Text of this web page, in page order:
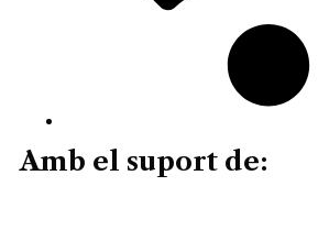
Amb el suport de: